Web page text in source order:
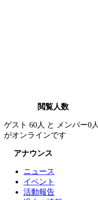
閲覧人数
ゲスト 60人 と メンバー0人
がオンラインです
アナウンス
ニュース
イベント
活動報告